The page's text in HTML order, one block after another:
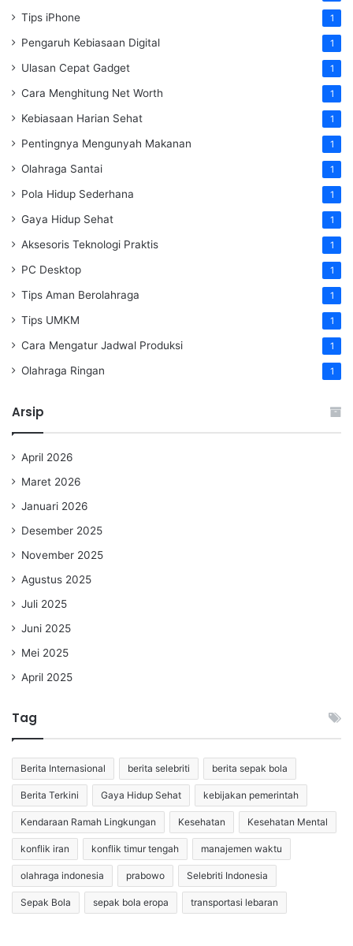
Tips iPhone 1
Pengaruh Kebiasaan Digital 1
Ulasan Cepat Gadget 1
Cara Menghitung Net Worth 1
Kebiasaan Harian Sehat 1
Pentingnya Mengunyah Makanan 1
Olahraga Santai 1
Pola Hidup Sederhana 1
Gaya Hidup Sehat 1
Aksesoris Teknologi Praktis 1
PC Desktop 1
Tips Aman Berolahraga 1
Tips UMKM 1
Cara Mengatur Jadwal Produksi 1
Olahraga Ringan 1
Arsip
April 2026
Maret 2026
Januari 2026
Desember 2025
November 2025
Agustus 2025
Juli 2025
Juni 2025
Mei 2025
April 2025
Tag
Berita Internasional berita selebriti berita sepak bola
Berita Terkini Gaya Hidup Sehat kebijakan pemerintah
Kendaraan Ramah Lingkungan Kesehatan Kesehatan Mental
konflik iran konflik timur tengah manajemen waktu
olahraga indonesia prabowo Selebriti Indonesia
Sepak Bola sepak bola eropa transportasi lebaran